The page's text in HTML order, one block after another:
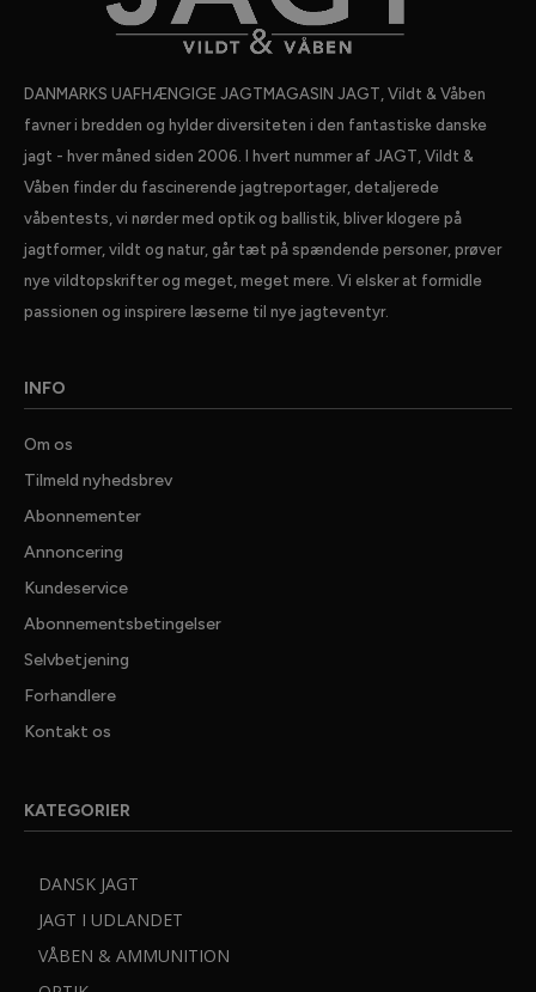
DANMARKS UAFHÆNGIGE JAGTMAGASIN JAGT, Vildt & Våben
favner i bredden og hylder diversiteten i den fantastiske danske
jagt - hver måned siden 2006. I hvert nummer af JAGT, Vildt &
Våben finder du fascinerende jagtreportager, detaljerede
våbentests, vi nørder med optik og ballistik, bliver klogere på
jagtformer, vildt og natur, går tæt på spændende personer, prøver
nye vildtopskrifter og meget, meget mere. Vi elsker at formidle
passionen og inspirere læserne til nye jagteventyr.
INFO
Om os
Tilmeld nyhedsbrev
Abonnementer
Annoncering
Kundeservice
Abonnementsbetingelser
Selvbetjening
Forhandlere
Kontakt os
KATEGORIER
DANSK JAGT
JAGT I UDLANDET
VÅBEN & AMMUNITION
25.000 jaegere tager ikke fejl. De far Danmarks bedste
fra jagtens verden, dybdegaende artikler med test
jagtudstyr, vaaben og optik samt spaendende